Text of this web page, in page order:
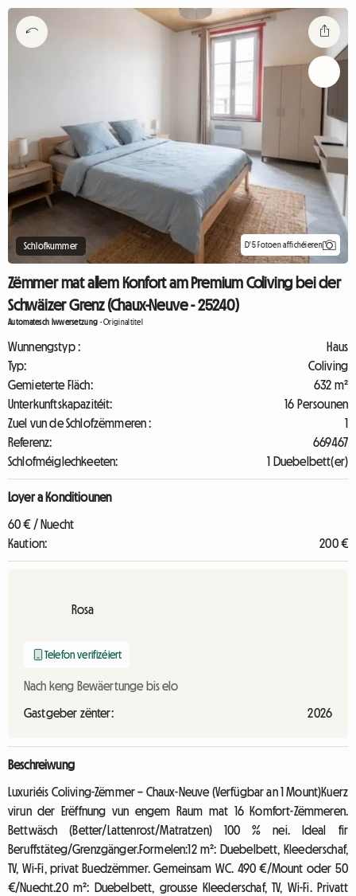
Schlofkummer D'5 Fotoen affichéieren
Zëmmer mat allem Konfort am Premium Coliving bei der
Schwäizer Grenz (Chaux-Neuve - 25240)
Automatesch Iwwersetzung -Originaltitel
Wunnengstyp :
Haus
Typ:
Coliving
Gemieterte Fläch:
632 m²
Unterkunftskapazitéit:
16 Persounen
Zuel vun de Schlofzëmmeren :
1
Referenz:
669467
Schlofméiglechkeeten:
1 Duebelbett(er)
Loyer a Konditiounen
60 € / Nuecht
Kaution:
200 €
Rosa
Telefon verifizéiert
Nach keng Bewäertunge bis elo
Gastgeber zënter: 2026
Beschreiwung
Luxuriéis Coliving-Zëmmer – Chaux-Neuve (Verfügbar an 1 Mount)Kuerz
virun der Erëffnung vun engem Raum mat 16 Komfort-Zëmmeren.
Bettwäsch (Better/Lattenrost/Matratzen) 100 % nei. Ideal fir
Beruffstäteg/Grenzgänger.Formelen:12 m²: Duebelbett, Kleederschaf,
TV, Wi-Fi, privat Buedzëmmer. Gemeinsam WC. 490 €/Mount oder 50
€/Nuecht.20 m²: Duebelbett, grousse Kleederschaf, TV, Wi-Fi. Privatt